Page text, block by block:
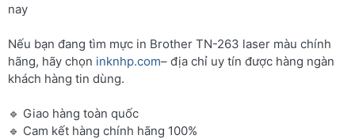
nay
Nếu bạn đang tìm mực in Brother TN-263 laser màu chính
hãng, hãy chọn inknhp.com– địa chỉ uy tín được hàng ngàn
khách hàng tin dùng.
🔹 Giao hàng toàn quốc
🔹 Cam kết hàng chính hãng 100%